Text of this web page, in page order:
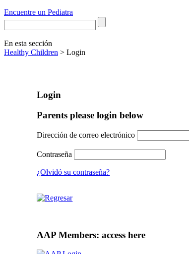
Encuentre un Pediatra
En esta sección
Healthy Children > Login
Login
Parents please login below
Dirección de correo electrónico
Contraseña
¿Olvidó su contraseña?
AAP Members: access here